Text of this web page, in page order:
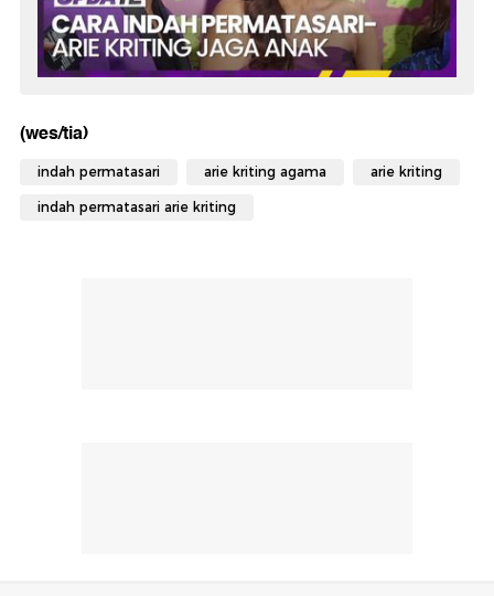
(wes/tia)
indah permatasari arie kriting agama arie kriting
indah permatasari arie kriting